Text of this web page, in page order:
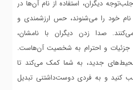
دیگران، استفاده از نام آن‌ها در
نام خود را می‌شنوند، حس ارزشمندی و
صدا زدن دیگران با نامشان،
جزئیات و احترام به شخصیت آن‌هاست.
جدید، به شما کمک می‌کند تا
جلب کنید و به فردی دوست‌داشتنی تبدیل